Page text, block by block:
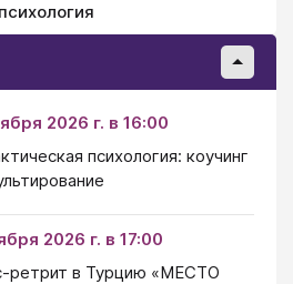
2026 г. в 16:00
психология: коучинг
2026 г. в 17:00
ретрит в Турцию «МЕСТО